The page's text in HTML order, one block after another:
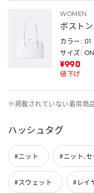
WOMEN
ボスト
カラー:
サイズ:
¥990
値下げ
※掲載されていない着用商
ハッシュタグ
#ニット #ニット_
#スウェット #レイ